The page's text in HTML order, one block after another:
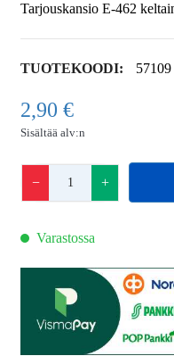
Tarjouskansio E-462
TUOTEKOODI: 57109
2,90 €
Sisältää alv:n
− +
Varastossa